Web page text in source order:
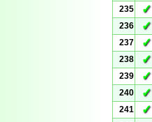
235
✓
236
✓
237
✓
238
✓
239
✓
240
✓
241
✓